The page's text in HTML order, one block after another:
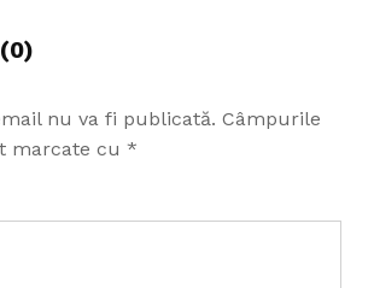
nu va fi publicată. Câmpurile
marcate cu *